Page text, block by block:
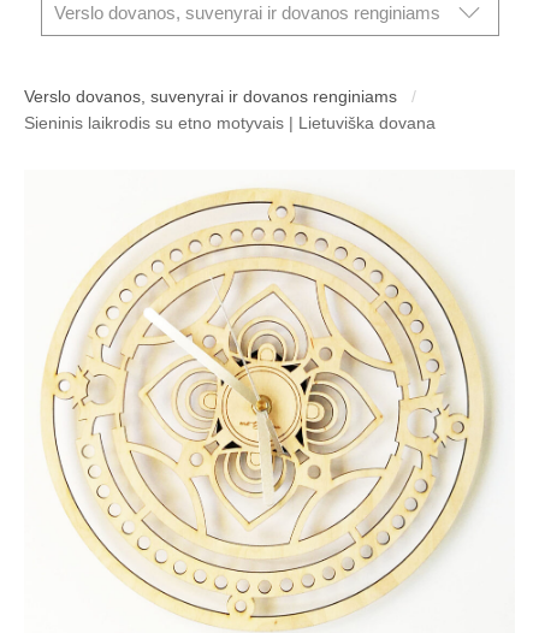
Verslo dovanos, suvenyrai ir dovanos renginiams
Verslo dovanos, suvenyrai ir dovanos renginiams
Sieninis laikrodis su etno motyvais | Lietuviška dovana